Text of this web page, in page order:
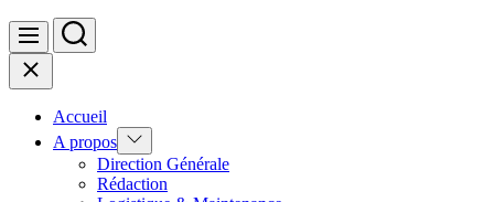
Menu Search
Close
Accueil
A propos Show
sub
menu
Direction Générale
Rédaction